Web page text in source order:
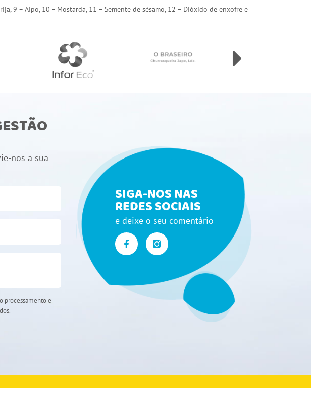
9 – Aipo, 10 – Mostarda, 11 – Semente de sésamo, 12 – Dióxido de enxofre e
nos a sua
processamento e
SIGA-NOS NAS
REDES SOCIAIS
e deixe o seu comentário